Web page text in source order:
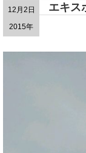
12月2日
2015年
エキス